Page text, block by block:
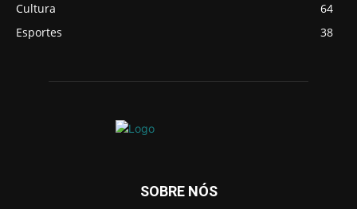
Cultura
64
Esportes
38
SOBRE NÓS